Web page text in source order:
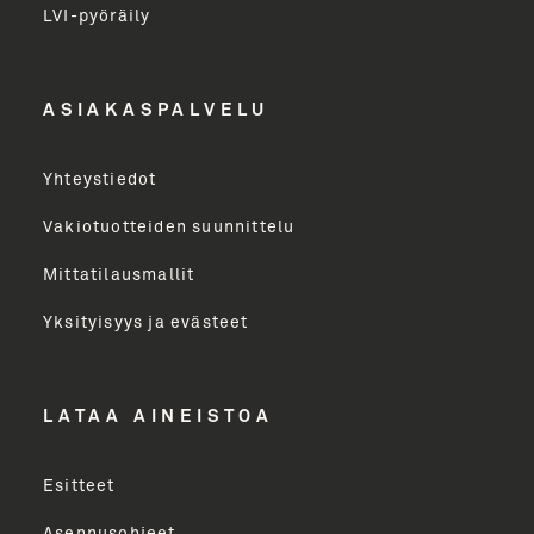
Etunimi
Yritys
LÄHETÄ
LVI-pyöräily
ASIAKASPALVELU
Yhteystiedot
Vakiotuotteiden suunnittelu
Mittatilausmallit
Yksityisyys ja evästeet
LATAA AINEISTOA
Esitteet